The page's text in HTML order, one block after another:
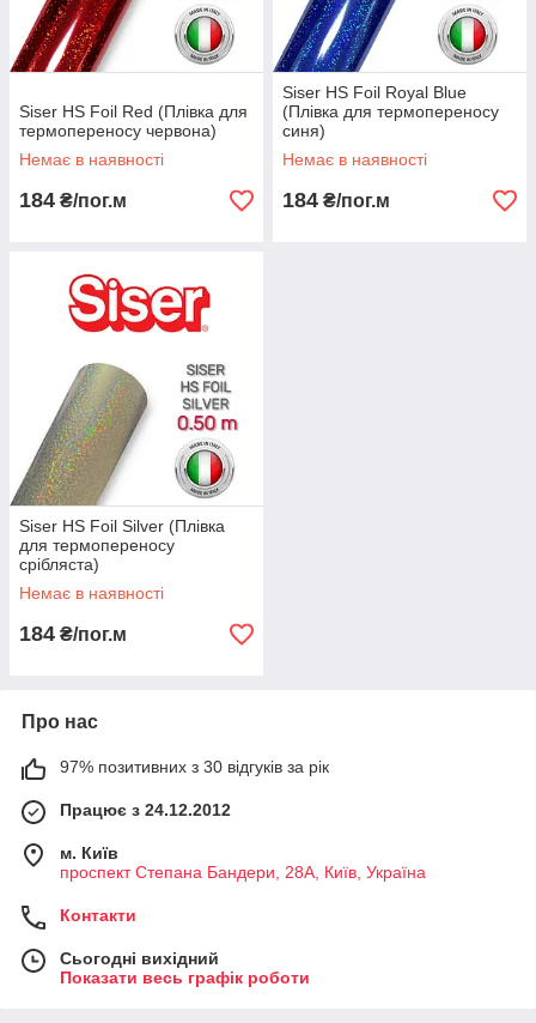
Siser HS Foil Red (Плівка для
термопереносу червона)
Немає в наявності
184 ₴/пог.м
Siser HS Foil Royal Blue
(Плівка для термопереносу
синя)
Немає в наявності
184 ₴/пог.м
Siser HS Foil Silver (Плівка
для термопереносу
срібляста)
Немає в наявності
184 ₴/пог.м
Про нас
97% позитивних з 30 відгуків за рік
Працює з 24.12.2012
м. Київ
проспект Степана Бандери, 28А, Київ, Україна
Контакти
Сьогодні вихідний
Показати весь графік роботи